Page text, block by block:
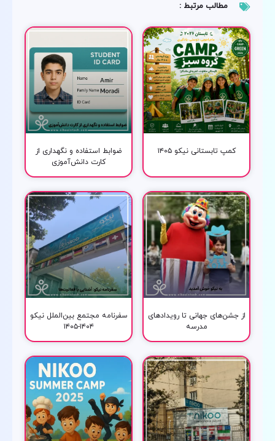
مطالب مرتبط :
کمپ تابستانی نیکو ۱۴۰۵
ضوابط استفاده و نگهداری از
کارت دانش‌آموزی
از جشن‌های جهانی تا رویدادهای
مدرسه
سفرنامه مجتمع بین‌الملل نیکو
۱۴۰۴-۱۴۰۵